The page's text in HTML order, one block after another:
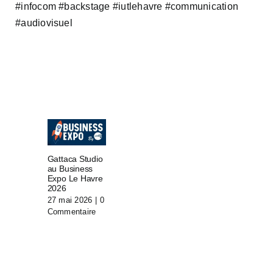
#infocom #backstage #iutlehavre #communication
#audiovisuel
Gattaca Studio
au Business
Expo Le Havre
2026
27 mai 2026
0
Commentaire